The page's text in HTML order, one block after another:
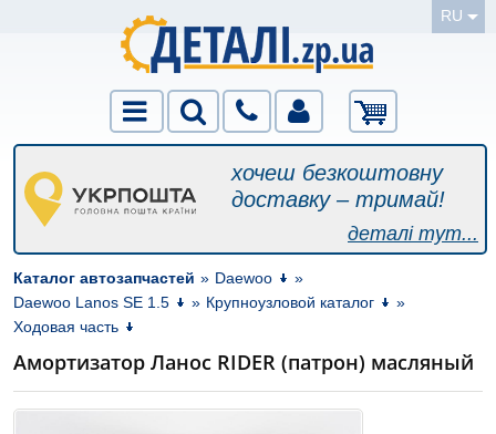
RU
хочеш безкоштовну
доставку – тримай!
деталі тут...
Каталог автозапчастей » Daewoo
»
Daewoo Lanos SE 1.5
» Крупноузловой каталог
»
Ходовая часть
Амортизатор Ланос RIDER (патрон) масляный